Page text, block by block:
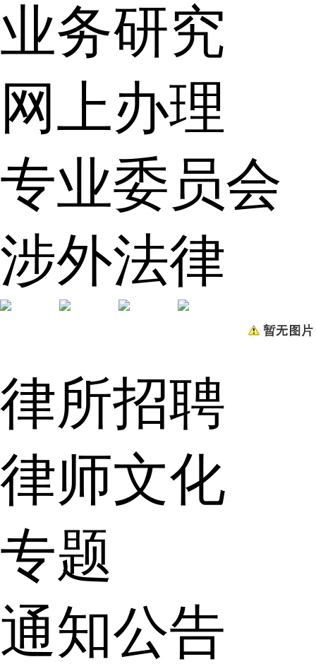
业务研究
网上办理
专业委员会
涉外法律
律所招聘
律师文化
专题
通知公告